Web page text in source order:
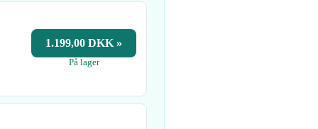
1.199,00 DKK »
På lager